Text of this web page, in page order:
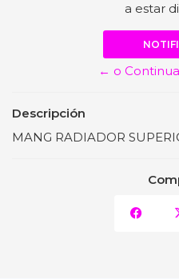
a estar
← o
Descripción
MANG RADIADOR